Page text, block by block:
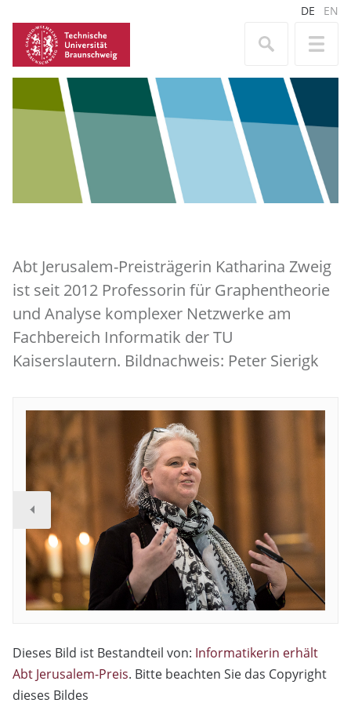
DE EN
Abt Jerusalem-Preisträgerin Katharina Zweig
ist seit 2012 Professorin für Graphentheorie
und Analyse komplexer Netzwerke am
Fachbereich Informatik der TU
Kaiserslautern. Bildnachweis: Peter Sierigk
Dieses Bild ist Bestandteil von: Informatikerin erhält
Abt Jerusalem-Preis. Bitte beachten Sie das Copyright
dieses Bildes